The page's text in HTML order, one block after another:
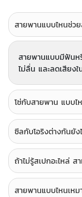
สายพานแบบไหนช่ว
สายพานแบบมีฟันห
ไม่ลื่น และลดเสียง
โซ่กับสายพาน แบบไ
ซีลกับโอริงต่างกันยัง
ถ้าไม่รู้สเปกอะไหล่ ส
สายพานแบบไหนเห